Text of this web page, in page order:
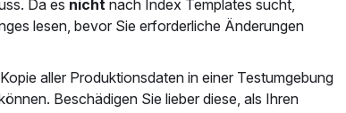
Da es nicht nach Index Templates sucht,
lesen, bevor Sie erforderliche Änderungen
aller Produktionsdaten in einer Testumgebung
Beschädigen Sie lieber diese, als Ihren